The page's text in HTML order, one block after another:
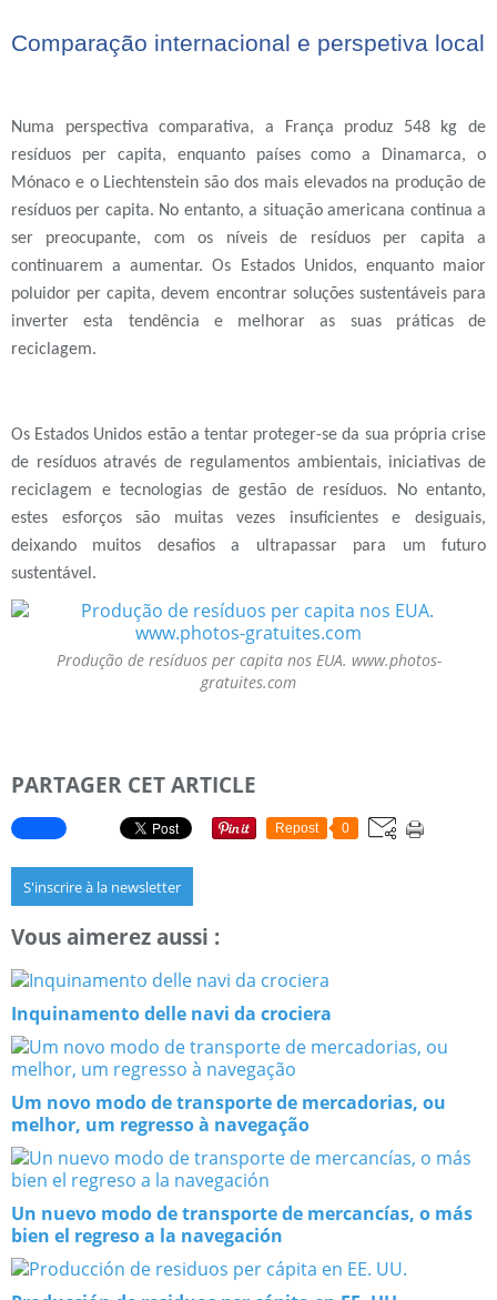
Comparação internacional e perspetiva local
Numa perspectiva comparativa, a França produz 548 kg de
resíduos per capita, enquanto países como a Dinamarca, o
Mónaco e o Liechtenstein são dos mais elevados na produção de
resíduos per capita. No entanto, a situação americana continua a
ser preocupante, com os níveis de resíduos per capita a
continuarem a aumentar. Os Estados Unidos, enquanto maior
poluidor per capita, devem encontrar soluções sustentáveis ​​para
inverter esta tendência e melhorar as suas práticas de
reciclagem.
Os Estados Unidos estão a tentar proteger-se da sua própria crise
de resíduos através de regulamentos ambientais, iniciativas de
reciclagem e tecnologias de gestão de resíduos. No entanto,
estes esforços são muitas vezes insuficientes e desiguais,
deixando muitos desafios a ultrapassar para um futuro
sustentável.
Produção de resíduos per capita nos EUA. www.photos-
gratuites.com
PARTAGER CET ARTICLE
Repost 0
S'inscrire à la newsletter
Vous aimerez aussi :
Inquinamento delle navi da crociera
Um novo modo de transporte de mercadorias, ou
melhor, um regresso à navegação
Un nuevo modo de transporte de mercancías, o más
bien el regreso a la navegación